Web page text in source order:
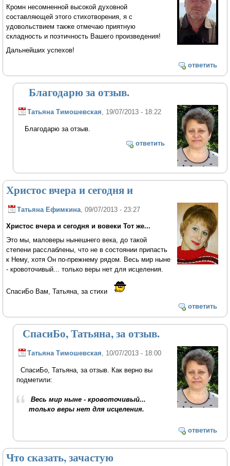
Кромн несомненной высокой духовной
составляющей этого стихотворения, я с
удовольствием также отмечаю приятную
складность и поэтичность Вашего произведения!
Дальнейших успехов!
ответить
Благодарю за отзыв.
Татьяна Тимошевская , 19/07/2013 - 18:22
Благодарю за отзыв.
ответить
Христос вчера и сегодня и
Татьяна Ефимкина , 09/07/2013 - 23:27
Христос вчера и сегодня и вовеки Тот же...
Это мы, маловеры нынешнего века, до такой
степени расслаблены, что не в состоянии припасть
к Нему, хотя Он по-прежнему рядом. Весь мир ныне
- кровоточивый... только веры нет для исцеления.
СпасиБо Вам, Татьяна, за стихи
ответить
СпасиБо, Татьяна, за отзыв.
Татьяна Тимошевская , 10/07/2013 - 18:00
СпасиБо, Татьяна, за отзыв. Как верно вы
подметили:
Весь мир ныне - кровоточивый...
только веры нет для исцеления.
ответить
Что сказать, зачастую